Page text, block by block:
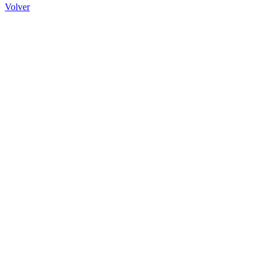
Volver